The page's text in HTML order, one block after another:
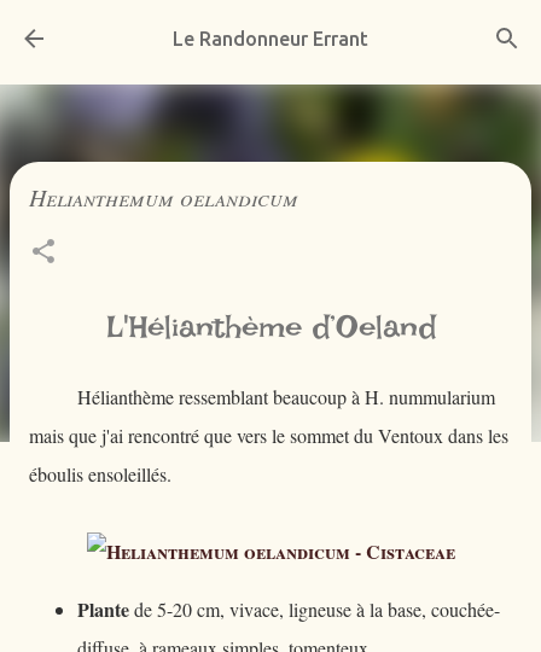
Accéder au contenu principal
Le Randonneur Errant
Helianthemum oelandicum
L'Hélianthème d’Oeland
Hélianthème ressemblant beaucoup à H. nummularium
mais que j'ai rencontré que vers le sommet du Ventoux dans les
éboulis ensoleillés.
Plantede 5-20 cm, vivace, ligneuse à la base, couchée-